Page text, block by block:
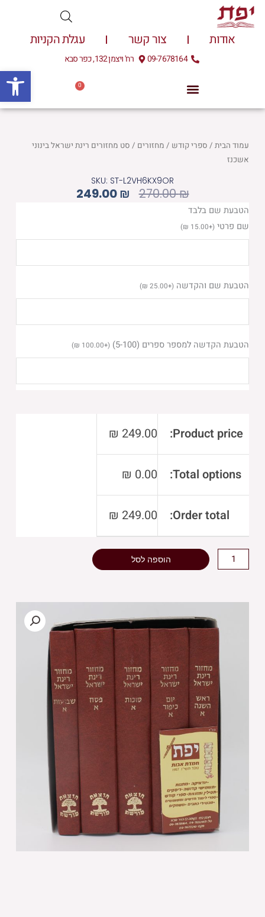
דילוג
לתוכן
אודות צור קשר עגלת הקניות
09-7678164 רח' ויצמן 132, כפר סבא
0
עגלת
עמוד הבית/ ספרי קודש / מחזורים / סט מחזורים רינת ישראל בינוני
אשכנז
SKU: ST-L2VH6KX9OR
270.00₪ המחיר
249.00₪
הטבעת שם בלבד
שם פרטי (
+
15.00
₪
)
הטבעת שם והקדשה (
+
25.00
₪
)
הטבעת הקדשה למספר ספרים (5-100) (
+
100.00
₪
)
Product price:
249.00
₪
Total options:
0.00
₪
Order total:
249.00
₪
כמות
של
סט
ישראל
אשכנז
הוספה לסל